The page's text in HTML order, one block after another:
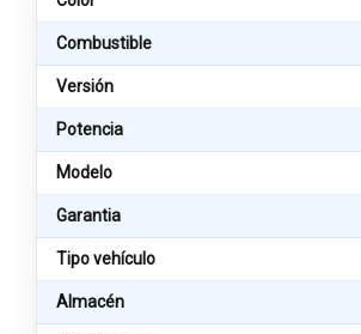
Combustible
Versión
Potencia
Modelo
Garantia
Tipo vehículo
Almacén